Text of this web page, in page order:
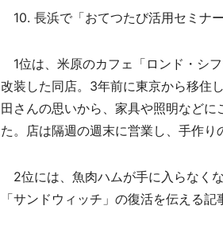
10. 長浜で「おてつたび活用セミナ
1位は、米原のカフェ「ロンド・シ
改装した同店。3年前に東京から移住
田さんの思いから、家具や照明など
た。店は隔週の週末に営業し、手作り
2位には、魚肉ハムが手に入らなく
「サンドウィッチ」の復活を伝える記